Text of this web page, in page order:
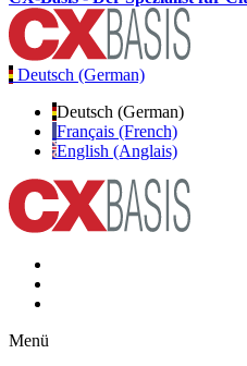
Deutsch (German)
Deutsch (German)
Français (French)
English (Anglais)
Menü